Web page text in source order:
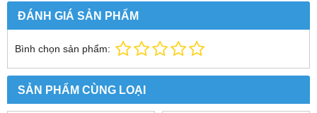
ĐÁNH GIÁ SẢN PHẨM
Bình chọn sản phẩm:
SẢN PHẨM CÙNG LOẠI